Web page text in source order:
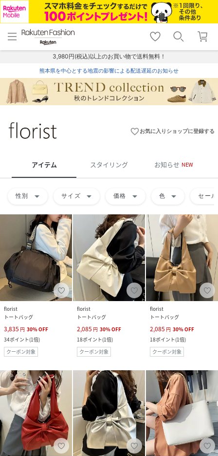
menu home
トップ
shopping_cart lock_outline
ログイン
3,980円(税込)以上のお買い物で送料無料！
熊本県を中心とする地震の影響による配送遅延のお知らせ
favorite_borderお気に入りショップに登録する
アイテム スタイリング お知らせ NEW
性別 arrow_drop_down サイズ arrow_drop_down 価格 arrow_drop_down 色 arrow_drop_down セール
florist
トートバッグ
3,835 円 30%OFF
34ポイント(1倍)
クーポン対象
florist
トートバッグ
2,085 円 30%OFF
18ポイント(1倍)
クーポン対象
florist
トートバッグ
2,085 円 30%OFF
18ポイント(1倍)
クーポン対象